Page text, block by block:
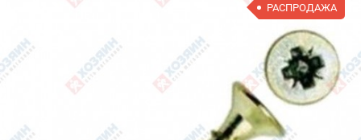
РАСПРОДАЖА